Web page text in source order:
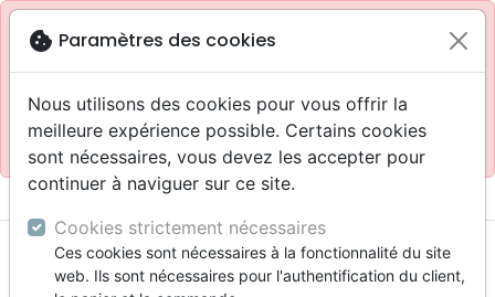
blockSite réservé aux professionnels
Accès pour les professionnels : Se connecter
Site pour le grand public : La Maison de la Bible
menu
cookie Paramètres des cookies
Nous utilisons des cookies pour vous offrir la
meilleure expérience possible. Certains cookies
sont nécessaires, vous devez les accepter pour
continuer à naviguer sur ce site.
Cookies strictement nécessaires
Ces cookies sont nécessaires à la fonctionnalité du site
web. Ils sont nécessaires pour l'authentification du client,